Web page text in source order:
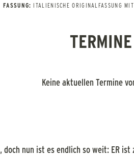
FASSUNG: ITALIENISCHE ORIGINALFASSUNG
TERMINE
Keine aktuellen Termine
nun ist es endlich so weit: ER